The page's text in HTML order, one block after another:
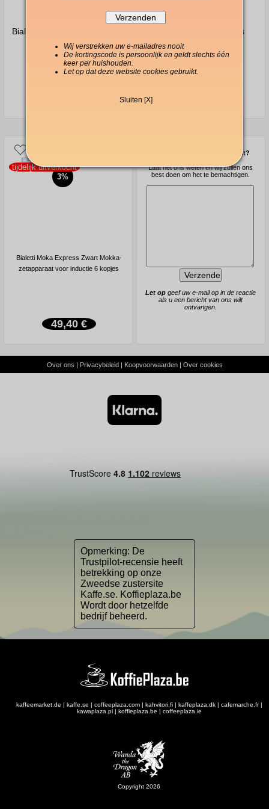
Bialetti Preziosa French Press
3,50 dl
Bialetti Venus 4 kopjes
Mokabryggare
3%
tijdelijk uitverkocht
Bialetti Moka Express Zwart Mokka-
zetapparaat voor inductie 6 kopjes
49,40 €
Mist u iets in ons assortiment?
Laat het ons weten en wij zullen ons
best doen om het te bemachtigen.
Let op geef uw e-mail op in de reactie
als u een bericht van ons wilt
ontvangen.
Over ons | Privacybeleid| Koopvoorwaarden| Over cookies
Opmerking: De
Trustpilot-recensie heeft
betrekking op onze
Zweedse zustersite
Kaffe.se. Koffieplaza.be
Wordt door hetzelfde
bedrijf beheerd.
kaffeemarket.de | kaffe.se | coffeeplaza.com| kahvitori.fi| kaffeplaza.dk| cafemarche.fr|
kawaplaza.pl| koffieplaza.be | coffeeplaza.ie
Copyright 2026
Wij verstrekken uw e-mailadres nooit
De kortingscode is persoonlijk en geldt slechts één
keer per huishouden.
Let op dat deze website cookies gebruikt.
Sluiten [X]